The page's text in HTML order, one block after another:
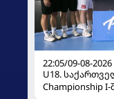
22:05/09-08-2026
U18.
Championship